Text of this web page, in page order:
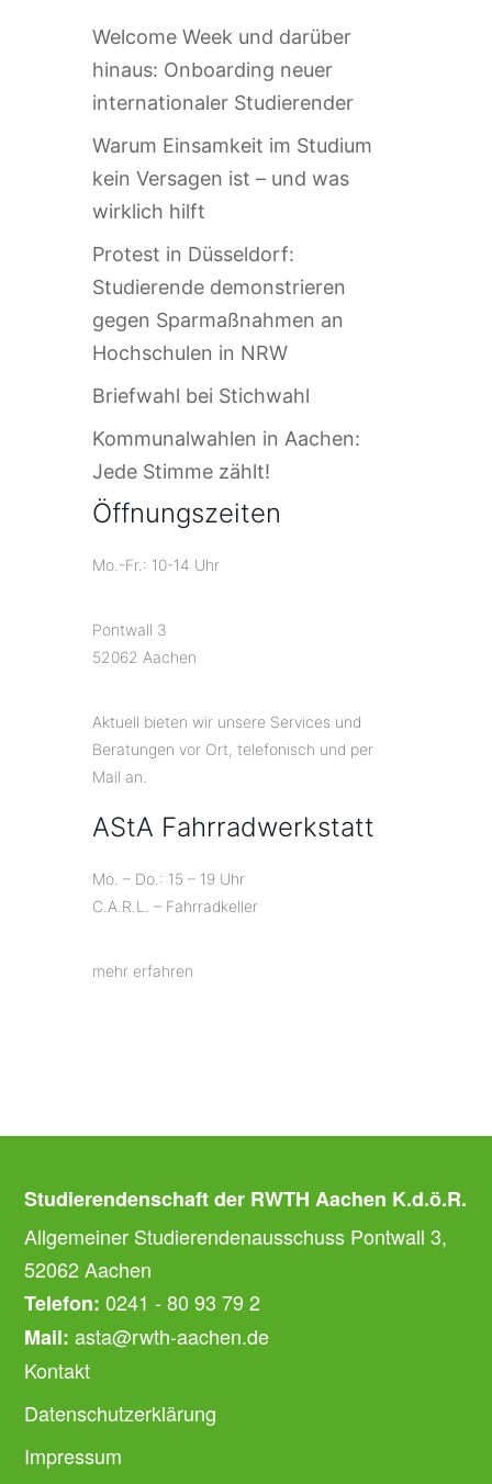
Welcome Week und darüber
hinaus: Onboarding neuer
internationaler Studierender
Warum Einsamkeit im Studium
kein Versagen ist – und was
wirklich hilft
Protest in Düsseldorf:
Studierende demonstrieren
gegen Sparmaßnahmen an
Hochschulen in NRW
Briefwahl bei Stichwahl
Kommunalwahlen in Aachen:
Jede Stimme zählt!
Öffnungszeiten
Mo.-Fr.: 10-14 Uhr
Pontwall 3
52062 Aachen
Aktuell bieten wir unsere Services und
Beratungen vor Ort, telefonisch und per
Mail an.
AStA Fahrradwerkstatt
Mo. – Do.: 15 – 19 Uhr
C.A.R.L. – Fahrradkeller
mehr erfahren
Studierendenschaft der RWTH Aachen K.d.ö.R.
Allgemeiner Studierendenausschuss Pontwall 3,
52062 Aachen
Telefon: 0241 - 80 93 79 2
Mail: asta@rwth-aachen.de
Kontakt
Datenschutzerklärung
Impressum